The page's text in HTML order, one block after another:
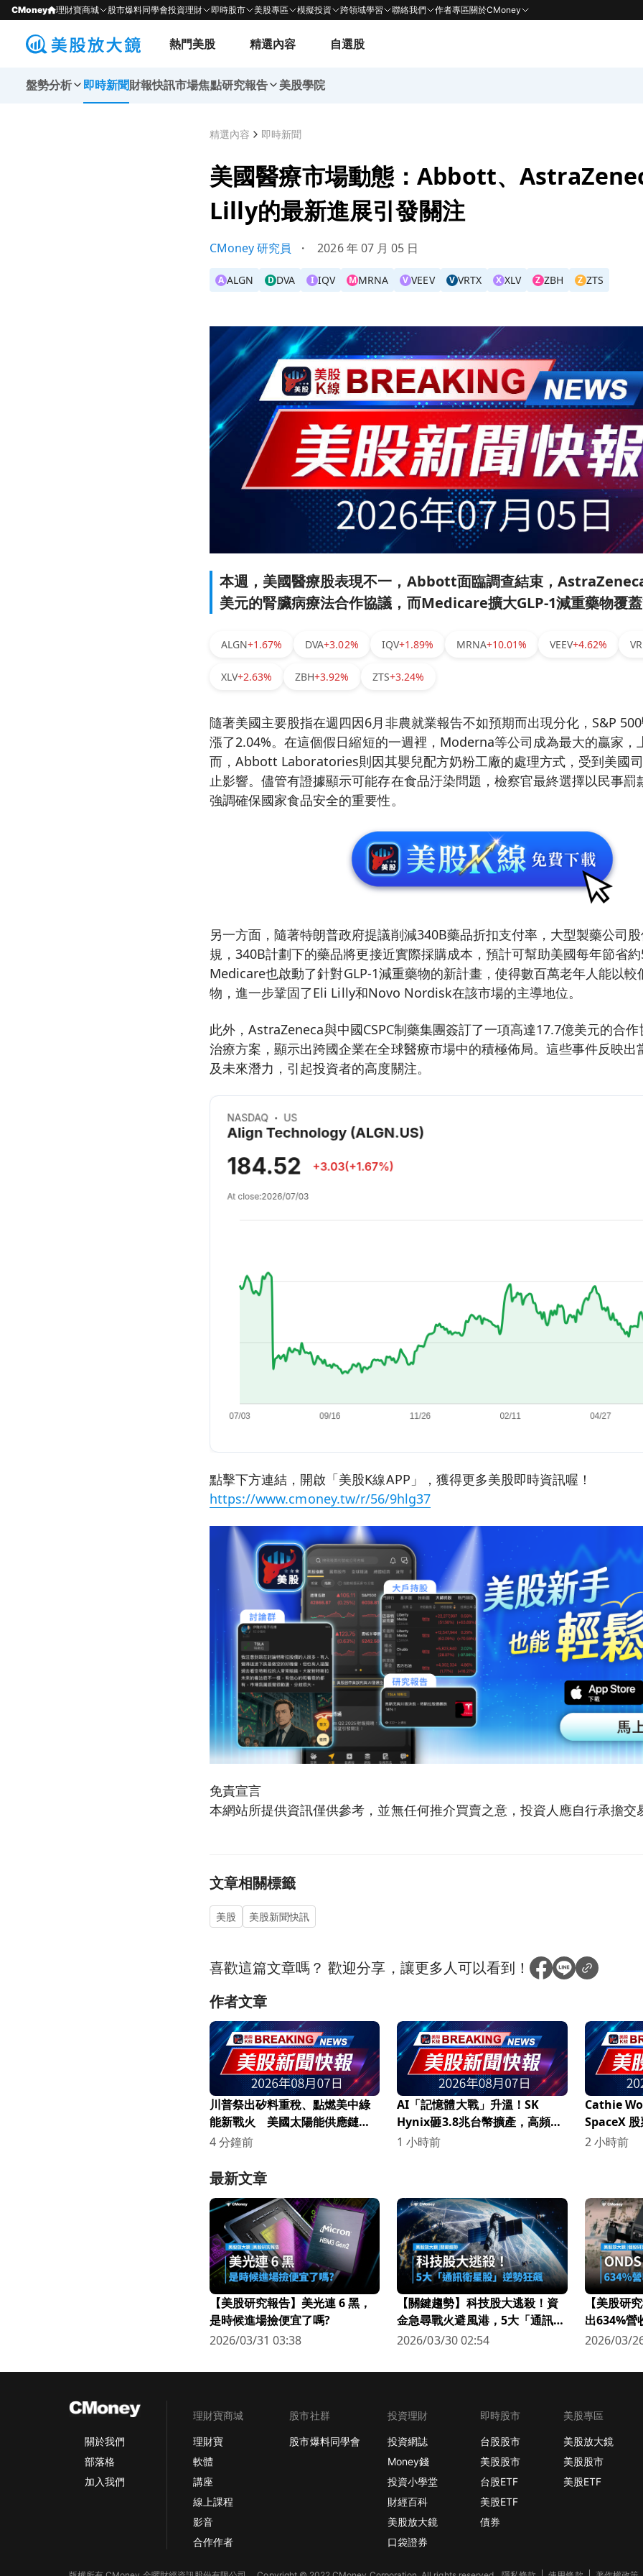
CMoney 理財寶商城 股市爆料同學會投資理財 即時股市 美股專區 模擬投資 跨領域學習 聯絡我們 作者專區關於CMoney
熱門美股 精選內容 自選股
盤勢分析 即時新聞財報快訊市場焦點研究報告 美股學院
精選內容 即時新聞
美國醫療市場動態：Abbott、
Lilly的最新進展引發關注
CMoney 研究員 ・ 2026 年 07 月 05 日
A ALGN D DVA I IQV MMRNA V VEEV V VRTX X XLV Z ZBH Z ZTS
本週，美國醫療股表現不一，Abbott面臨調查結束，
美元的腎臟病療法合作協議，而Medicare擴大GLP-1減重藥物覆
ALGN+1.67% DVA+3.02% IQV+1.89% MRNA+10.01% VEEV+4.62%
XLV+2.63% ZBH+3.92% ZTS+3.24%
隨著美國主要股指在週四因6月非農就業報告不如預期而出現分化，S&P
漲了2.04%。在這個假日縮短的一週裡，Moderna等公司成為最大的贏家，
而，Abbott Laboratories則因其嬰兒配方奶粉工廠的處理方式，受到美國
止影響。儘管有證據顯示可能存在食品汙染問題，檢察官最終選擇以民事罰
強調確保國家食品安全的重要性。
另一方面，隨著特朗普政府提議削減340B藥品折扣支付率，大型製藥公司
規，340B計劃下的藥品將更接近實際採購成本，預計可幫助美國每年節省
Medicare也啟動了針對GLP-1減重藥物的新計畫，使得數百萬老年人能以較
物，進一步鞏固了Eli Lilly和Novo Nordisk在該市場的主導地位。
此外，AstraZeneca與中國CSPC制藥集團簽訂了一項高達17.7億美元的合
治療方案，顯示出跨國企業在全球醫療市場中的積極佈局。這些事件反映出
及未來潛力，引起投資者的高度關注。
點擊下方連結，開啟「美股K線APP」，獲得更多美股即時資訊喔！
https://www.cmoney.tw/r/56/9hlg37
免責宣言
本網站所提供資訊僅供參考，並無任何推介買賣之意，投資人應自行承擔交
文章相關標籤
美股 美股新聞快訊
喜歡這篇文章嗎？歡迎分享，讓更多人可以看到！
作者文章
川普祭出矽料重稅、點燃美中綠
能新戰火 美國太陽能供應鏈大
洗牌在即
4 分鐘前
AI「記憶體大戰」升溫！SK
Hynix砸3.8兆台幣擴產，高頻寬
記憶體恐缺到2028年
1 小時前
Cathie
SpaceX
場關注！
2 小時前
最新文章
【美股研究報告】美光連 6 黑，
是時候進場撿便宜了嗎?
2026/03/31 03:38
【關鍵趨勢】科技股大逃殺！資
金急尋戰火避風港，5大「通訊衛
星股」逆勢狂飆
2026/03/30 02:54
【美股研
出634%營
科技新星
2026/03/
關於我們
部落格
加入我們
理財寶商城
理財寶
軟體
講座
線上課程
影音
合作作者
股市社群
股市爆料同學會
投資理財
投資網誌
Money錢
投資小學堂
財經百科
美股放大鏡
口袋證券
即時股市
台股股市
美股股市
台股ETF
美股ETF
債券
美股專區
美股放大鏡
美股股市
美股ETF